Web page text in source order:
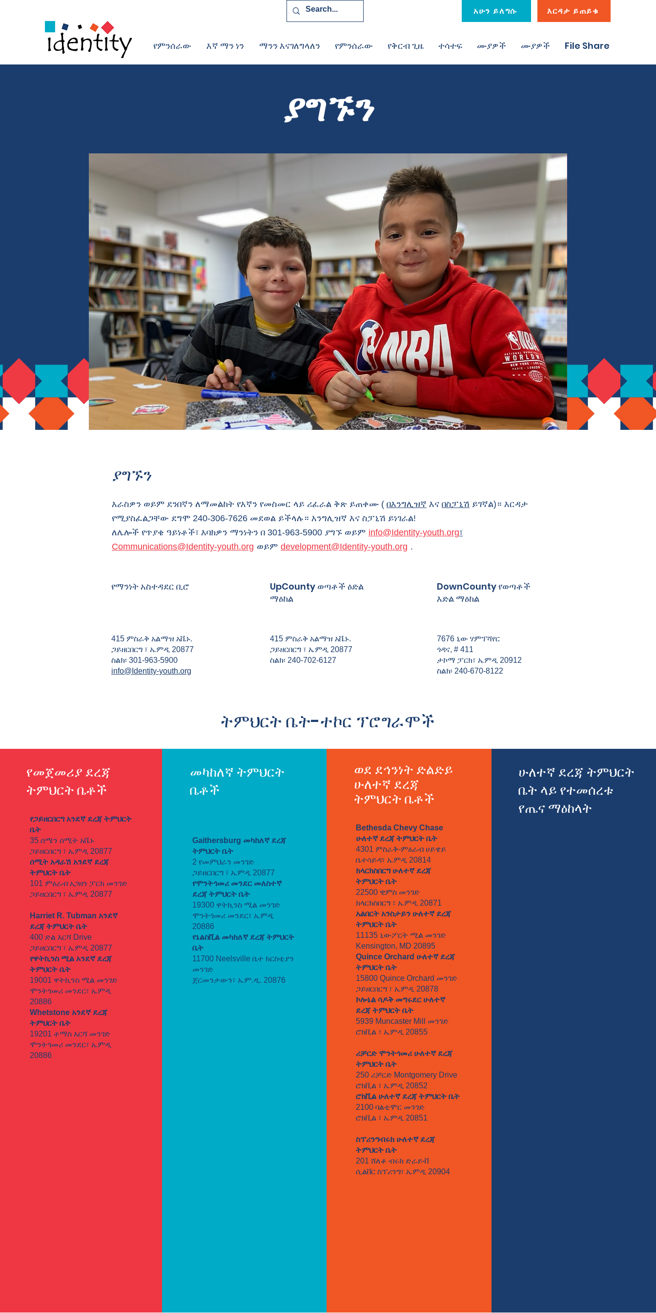
አሁን ይለግሱ እርዳታ ይጠይቁ
የምንሰራው እኛ ማን ነን ማንን እናገለግላለን የምንሰራው የቅርብ ጊዜ ተሳተፍ ሙያዎች ሙያዎች File Share
ያግኙን
ያግኙን
እራስዎን ወይም ደንበኛን ለማመልከት የእኛን የመስመር ላይ ሪፈራል ቅጽ ይጠቀሙ ( በእንግሊዝኛ እና በስፓኒሽ ይገኛል)። እርዳታ
የሚያስፈልጋቸው ደግሞ 240-306-7626 መደወል ይችላሉ። እንግሊዝኛ እና ስፓኒሽ ይነገራል!
ለሌሎች የጥያቄ ዓይነቶች፣ እባክዎን ማንነትን በ 301-963-5900 ያግኙ ወይም info@Identity-youth.org፣
Communications@Identity-youth.org ወይም development@Identity-youth.org .
የማንነት አስተዳደር ቢሮ
415 ምስራቅ አልማዝ አቬኑ.
ጋይዘርበርግ ፣ ኤምዲ 20877
ስልክ፡ 301-963-5900
info@Identity-youth.org
UpCounty ወጣቶች ዕድል
ማዕከል
415 ምስራቅ አልማዝ አቬኑ.
ጋይዘርበርግ ፣ ኤምዲ 20877
ስልክ፡ 240-702-6127
DownCounty የወጣቶች
እድል ማዕከል
7676 ኒው ሃምፕሻየር
ጎዳና, # 411
ታኮማ ፓርክ፣ ኤምዲ 20912
ስልክ፡ 240-670-8122
ትምህርት ቤት-ተኮር ፕሮግራሞች
የመጀመሪያ ደረጃ
ትምህርት ቤቶች
የጋይዘርበርግ አንደኛ ደረጃ ትምህርት
ቤት
35 ሰሜን ሰሚት አቬኑ
ጋይዘርበርግ ፣ ኤምዲ 20877
ሰሚት አዳራሽ አንደኛ ደረጃ
ትምህርት ቤት
101 ምዕራብ አጋዘን ፓርክ መንገድ
ጋይዘርበርግ ፣ ኤምዲ 20877
Harriet R. Tubman አንደኛ
ደረጃ ትምህርት ቤት
400 ድል እርሻ Drive
ጋይዘርበርግ ፣ ኤምዲ 20877
የዋትኪንስ ሚል አንደኛ ደረጃ
ትምህርት ቤት
19001 ዋትኪንስ ሚል መንገድ
ሞንትጎመሪ መንደር፣ ኤምዲ
20886
Whetstone አንደኛ ደረጃ
ትምህርት ቤት
19201 ቶማስ እርሻ መንገድ
ሞንትጎመሪ መንደር፣ ኤምዲ
20886
መካከለኛ ትምህርት
ቤቶች
Gaithersburg መካከለኛ ደረጃ
ትምህርት ቤት
2 የመምህራን መንገድ
ጋይዘርበርግ ፣ ኤምዲ 20877
የሞንትጎመሪ መንደር መለስተኛ
ደረጃ ትምህርት ቤት
19300 ዋትኪንስ ሚል መንገድ
ሞንትጎመሪ መንደር፣ ኤምዲ
20886
የኔልስቪል መካከለኛ ደረጃ ትምህርት
ቤት
11700 Neelsville ቤተ ክርስቲያን
መንገድ
ጀርመንታውን፣ ኤም.ዲ. 20876
ወደ ደኅንነት ድልድይ
ሁለተኛ ደረጃ
ትምህርት ቤቶች
Bethesda Chevy Chase
ሁለተኛ ደረጃ ትምህርት ቤት
4301 ምስራቅ-ምዕራብ ሀይዌይ
ቤተሳይዳ፣ ኤምዲ 20814
ክላርክስበርግ ሁለተኛ ደረጃ
ትምህርት ቤት
22500 ዊምስ መንገድ
ክላርክስበርግ ፣ ኤምዲ 20871
አልበርት አንስታይን ሁለተኛ ደረጃ
ትምህርት ቤት
11135 ኒውፖርት ሚል መንገድ
Kensington, MD 20895
Quince Orchard ሁለተኛ ደረጃ
ትምህርት ቤት
15800 Quince Orchard መንገድ
ጋይዘርበርግ ፣ ኤምዲ 20878
ኮሎኔል ሳዶቅ መግሩደር ሁለተኛ
ደረጃ ትምህርት ቤት
5939 Muncaster Mill መንገድ
ሮክቪል ፣ ኤምዲ 20855
ሪቻርድ ሞንትጎመሪ ሁለተኛ ደረጃ
ትምህርት ቤት
250 ሪቻርድ Montgomery Drive
ሮክቪል ፣ ኤምዲ 20852
ሮክቪል ሁለተኛ ደረጃ ትምህርት ቤት
2100 ባልቲሞር መንገድ
ሮክቪል ፣ ኤምዲ 20851
ስፕሪንግብሩክ ሁለተኛ ደረጃ
ትምህርት ቤት
201 ሸለቆ ብሩክ ድራይቭ
ሲልቨር ስፕሪንግ፣ ኤምዲ 20904
ሁለተኛ ደረጃ ትምህርት
ቤት ላይ የተመሰረቱ
የጤና ማዕከላት